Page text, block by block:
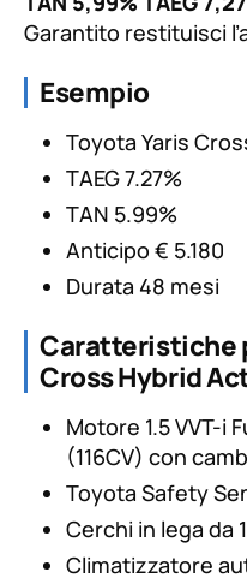
Garantito restituisci
Esempio
Toyota Yaris
TAEG 7.27%
TAN 5.99%
Anticipo € 5.180
Durata 48 mesi
Caratteristiche
Cross Hybrid
Motore 1.5 VVT-i
(116CV) con
Toyota Safety
Cerchi in lega da
Climatizzatore